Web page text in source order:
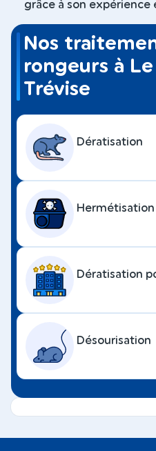
grâce à son expérience
Nos
rongeurs à Le
Trévise
Dératisation
Dératisation
Désourisation